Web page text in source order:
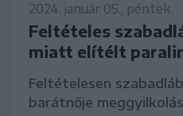
2024. január 05., péntek
Feltételes
miatt elítélt
Feltételesen
barátnője